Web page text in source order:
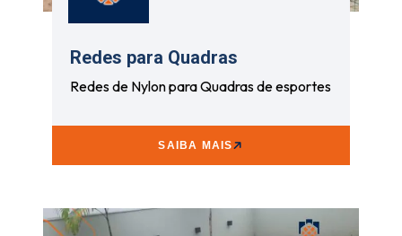
Redes para Quadras
Redes de Nylon para Quadras de esportes
SAIBA MAIS